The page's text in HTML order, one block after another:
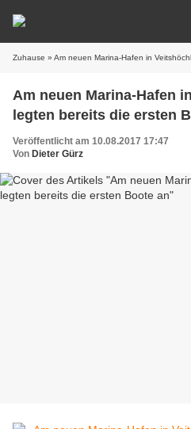
Zuhause » Am neuen Marina-Hafen in
Am neuen Marina-Hafen
legten bereits die ersten
Veröffentlicht am 10.08.2017 17:47
Von Dieter Gürz